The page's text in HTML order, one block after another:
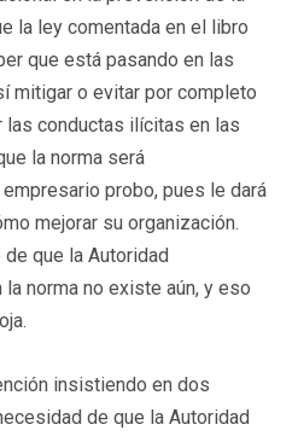
la ley comentada en el libro
que está pasando en las
mitigar o evitar por completo
conductas ilícitas en las
la norma será
probo, pues le dará
mejorar su organización.
que la Autoridad
norma no existe aún, y eso
insistiendo en dos
de que la Autoridad